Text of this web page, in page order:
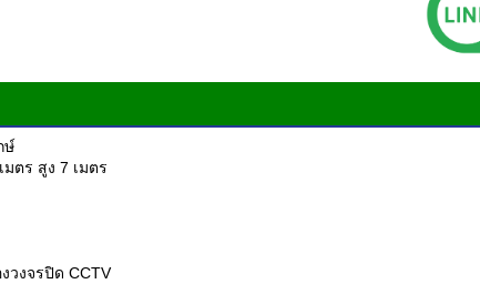
ษ์
ตร สูง 7 เมตร
วงจรปิด CCTV